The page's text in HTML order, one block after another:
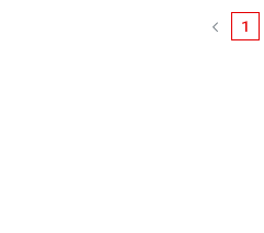
1